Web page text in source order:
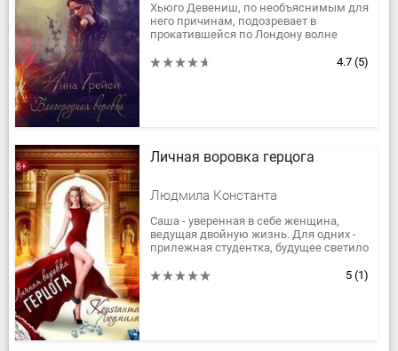
Хьюго Девениш, по необъяснимым для
него причинам, подозревает в
прокатившейся по Лондону волне
красавицу, Кит Синглтон, чей приезд...
4.7 (5)
Личная воровка герцога
Людмила Константа
Саша - уверенная в себе женщина,
ведущая двойную жизнь. Для одних -
прилежная студентка, будущее светило
мошенница, разбирающаяся в...
5 (1)